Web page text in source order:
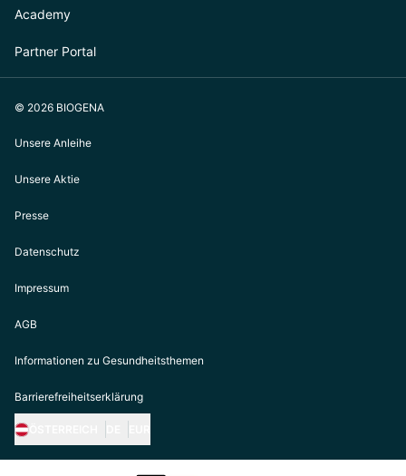
Academy
Partner Portal
© 2026 BIOGENA
Unsere Anleihe
Unsere Aktie
Presse
Datenschutz
Impressum
AGB
Informationen zu Gesundheitsthemen
Barrierefreiheitserklärung
https://biogena.com/de-at